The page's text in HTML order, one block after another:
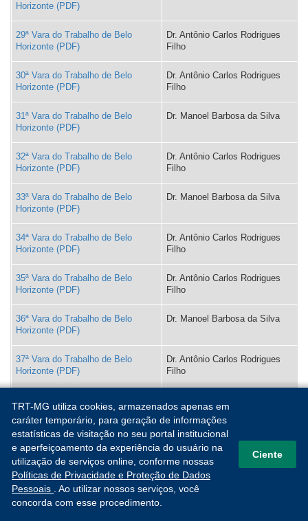
Horizonte
29ª Vara do Trabalho de Belo
Horizonte
Dr. Antônio Carlos Rodrigues
Filho
30ª Vara do Trabalho de Belo
Horizonte
Dr. Antônio Carlos Rodrigues
Filho
31ª Vara do Trabalho de Belo
Horizonte
Dr. Manoel Barbosa da Silva
32ª Vara do Trabalho de Belo
Horizonte
Dr. Antônio Carlos Rodrigues
Filho
33ª Vara do Trabalho de Belo
Horizonte
Dr. Manoel Barbosa da Silva
34ª Vara do Trabalho de Belo
Horizonte
Dr. Antônio Carlos Rodrigues
Filho
35ª Vara do Trabalho de Belo
Horizonte
Dr. Antônio Carlos Rodrigues
Filho
36ª Vara do Trabalho de Belo
Horizonte
Dr. Manoel Barbosa da Silva
37ª Vara do Trabalho de Belo
Horizonte
Dr. Antônio Carlos Rodrigues
Filho
Horizonte
39ª Vara do Trabalho de Belo
Horizonte
Dr. Antônio Carlos Rodrigues
Filho
40ª Vara do Trabalho de Belo
Horizonte
Dr. Manoel Barbosa da Silva
CORREGEDORIA
TRT-MG utiliza cookies, armazenados apenas em
caráter temporário, para geração de informações
estatísticas de visitação no seu portal institucional
e aperfeiçoamento da experiência do usuário na
utilização de serviços online, conforme nossas
Políticas de Privacidade e Proteção de Dados
Pessoais
. Ao utilizar nossos serviços, você
concorda com esse procedimento.
Ciente